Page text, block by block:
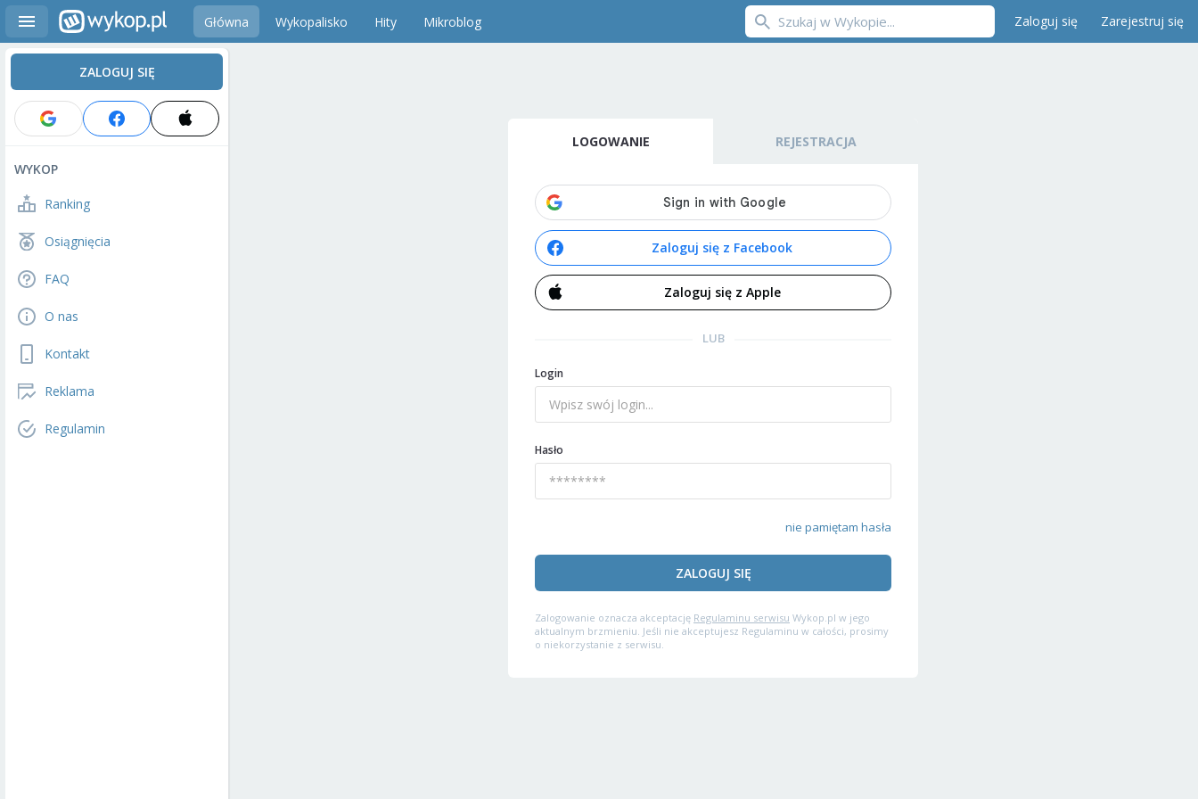
Główna Wykopalisko Hity Mikroblog Zaloguj się Zarejestruj się
ZALOGUJ SIĘ
WYKOP
Ranking
Osiągnięcia
FAQ
O nas
Kontakt
Reklama
Regulamin
LOGOWANIE REJESTRACJA
Zaloguj się z Facebook
Zaloguj się z Apple
LUB
Login
Hasło
nie pamiętam hasła
ZALOGUJ SIĘ
Zalogowanie oznacza akceptację Regulaminu serwisu Wykop.pl w jego
aktualnym brzmieniu. Jeśli nie akceptujesz Regulaminu w całości, prosimy
o niekorzystanie z serwisu.